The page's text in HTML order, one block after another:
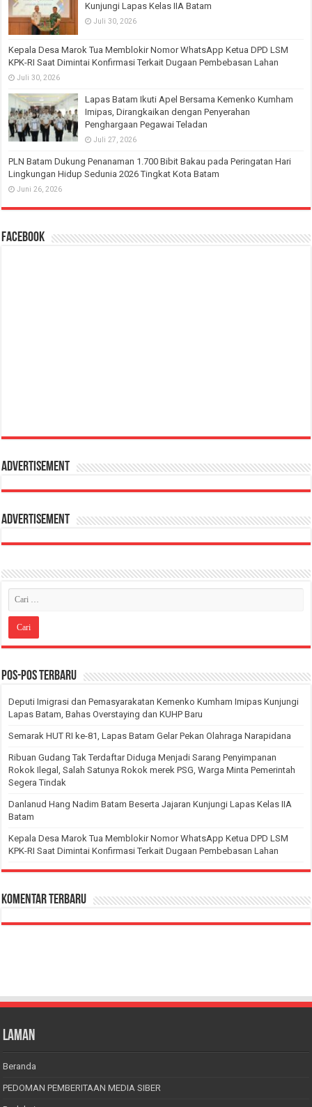
Kunjungi Lapas Kelas IIA Batam
Juli 30, 2026
Kepala Desa Marok Tua Memblokir Nomor WhatsApp Ketua DPD LSM
KPK-RI Saat Dimintai Konfirmasi Terkait Dugaan Pembebasan Lahan
Juli 30, 2026
Lapas Batam Ikuti Apel Bersama Kemenko Kumham
Imipas, Dirangkaikan dengan Penyerahan
Penghargaan Pegawai Teladan
Juli 27, 2026
PLN Batam Dukung Penanaman 1.700 Bibit Bakau pada Peringatan Hari
Lingkungan Hidup Sedunia 2026 Tingkat Kota Batam
Juni 26, 2026
Facebook
Advertisement
Advertisement
Pos-pos Terbaru
Deputi Imigrasi dan Pemasyarakatan Kemenko Kumham Imipas Kunjungi
Lapas Batam, Bahas Overstaying dan KUHP Baru
Semarak HUT RI ke-81, Lapas Batam Gelar Pekan Olahraga Narapidana
Ribuan Gudang Tak Terdaftar Diduga Menjadi Sarang Penyimpanan
Rokok Ilegal, Salah Satunya Rokok merek PSG, Warga Minta Pemerintah
Segera Tindak
Danlanud Hang Nadim Batam Beserta Jajaran Kunjungi Lapas Kelas IIA
Batam
Kepala Desa Marok Tua Memblokir Nomor WhatsApp Ketua DPD LSM
KPK-RI Saat Dimintai Konfirmasi Terkait Dugaan Pembebasan Lahan
Komentar Terbaru
Laman
Beranda
PEDOMAN PEMBERITAAN MEDIA SIBER